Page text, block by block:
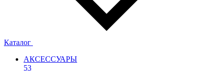
Каталог
АКСЕССУАРЫ
53